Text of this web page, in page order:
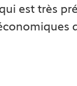
est très